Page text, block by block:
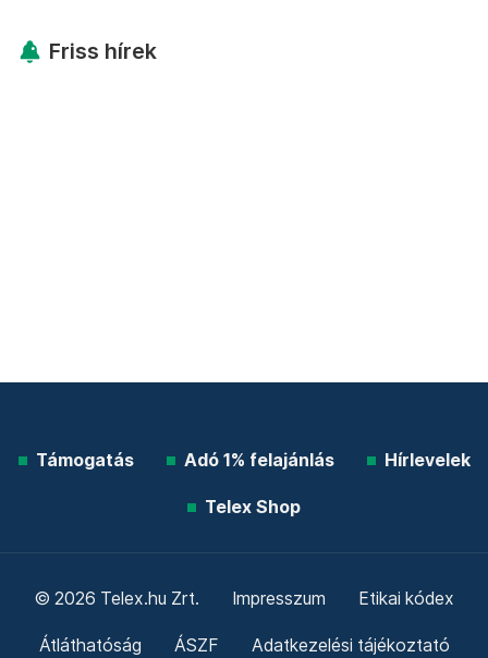
Friss hírek
Támogatás Adó 1% felajánlás Hírlevelek
Telex Shop
© 2026 Telex.hu Zrt. Impresszum Etikai kódex
Átláthatóság ÁSZF Adatkezelési tájékoztató